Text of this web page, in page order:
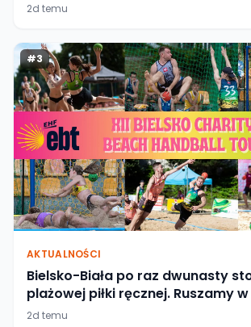
2d temu
#3
AKTUALNOŚCI
Bielsko-Biała po raz dwunasty
plażowej piłki ręcznej. Ruszamy
2d temu